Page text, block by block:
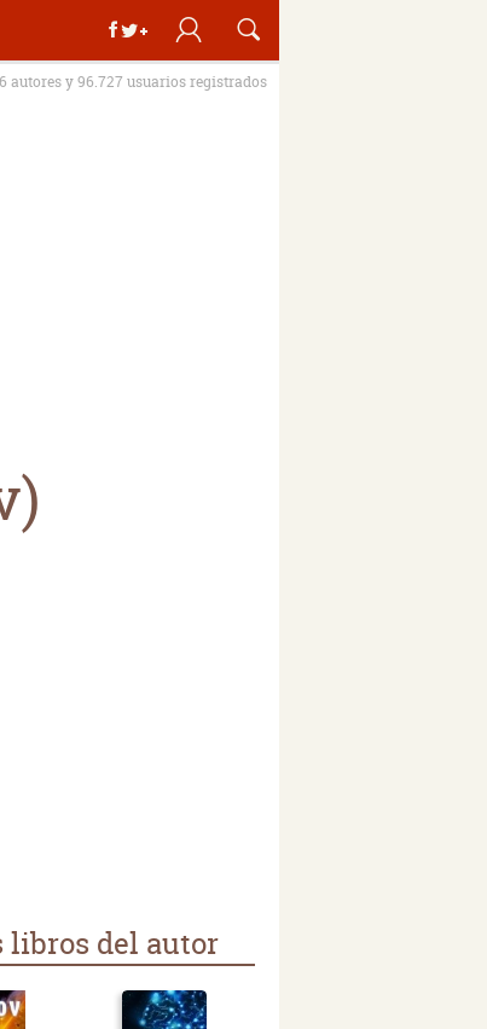
autores y 96.727 usuarios registrados
libros del autor